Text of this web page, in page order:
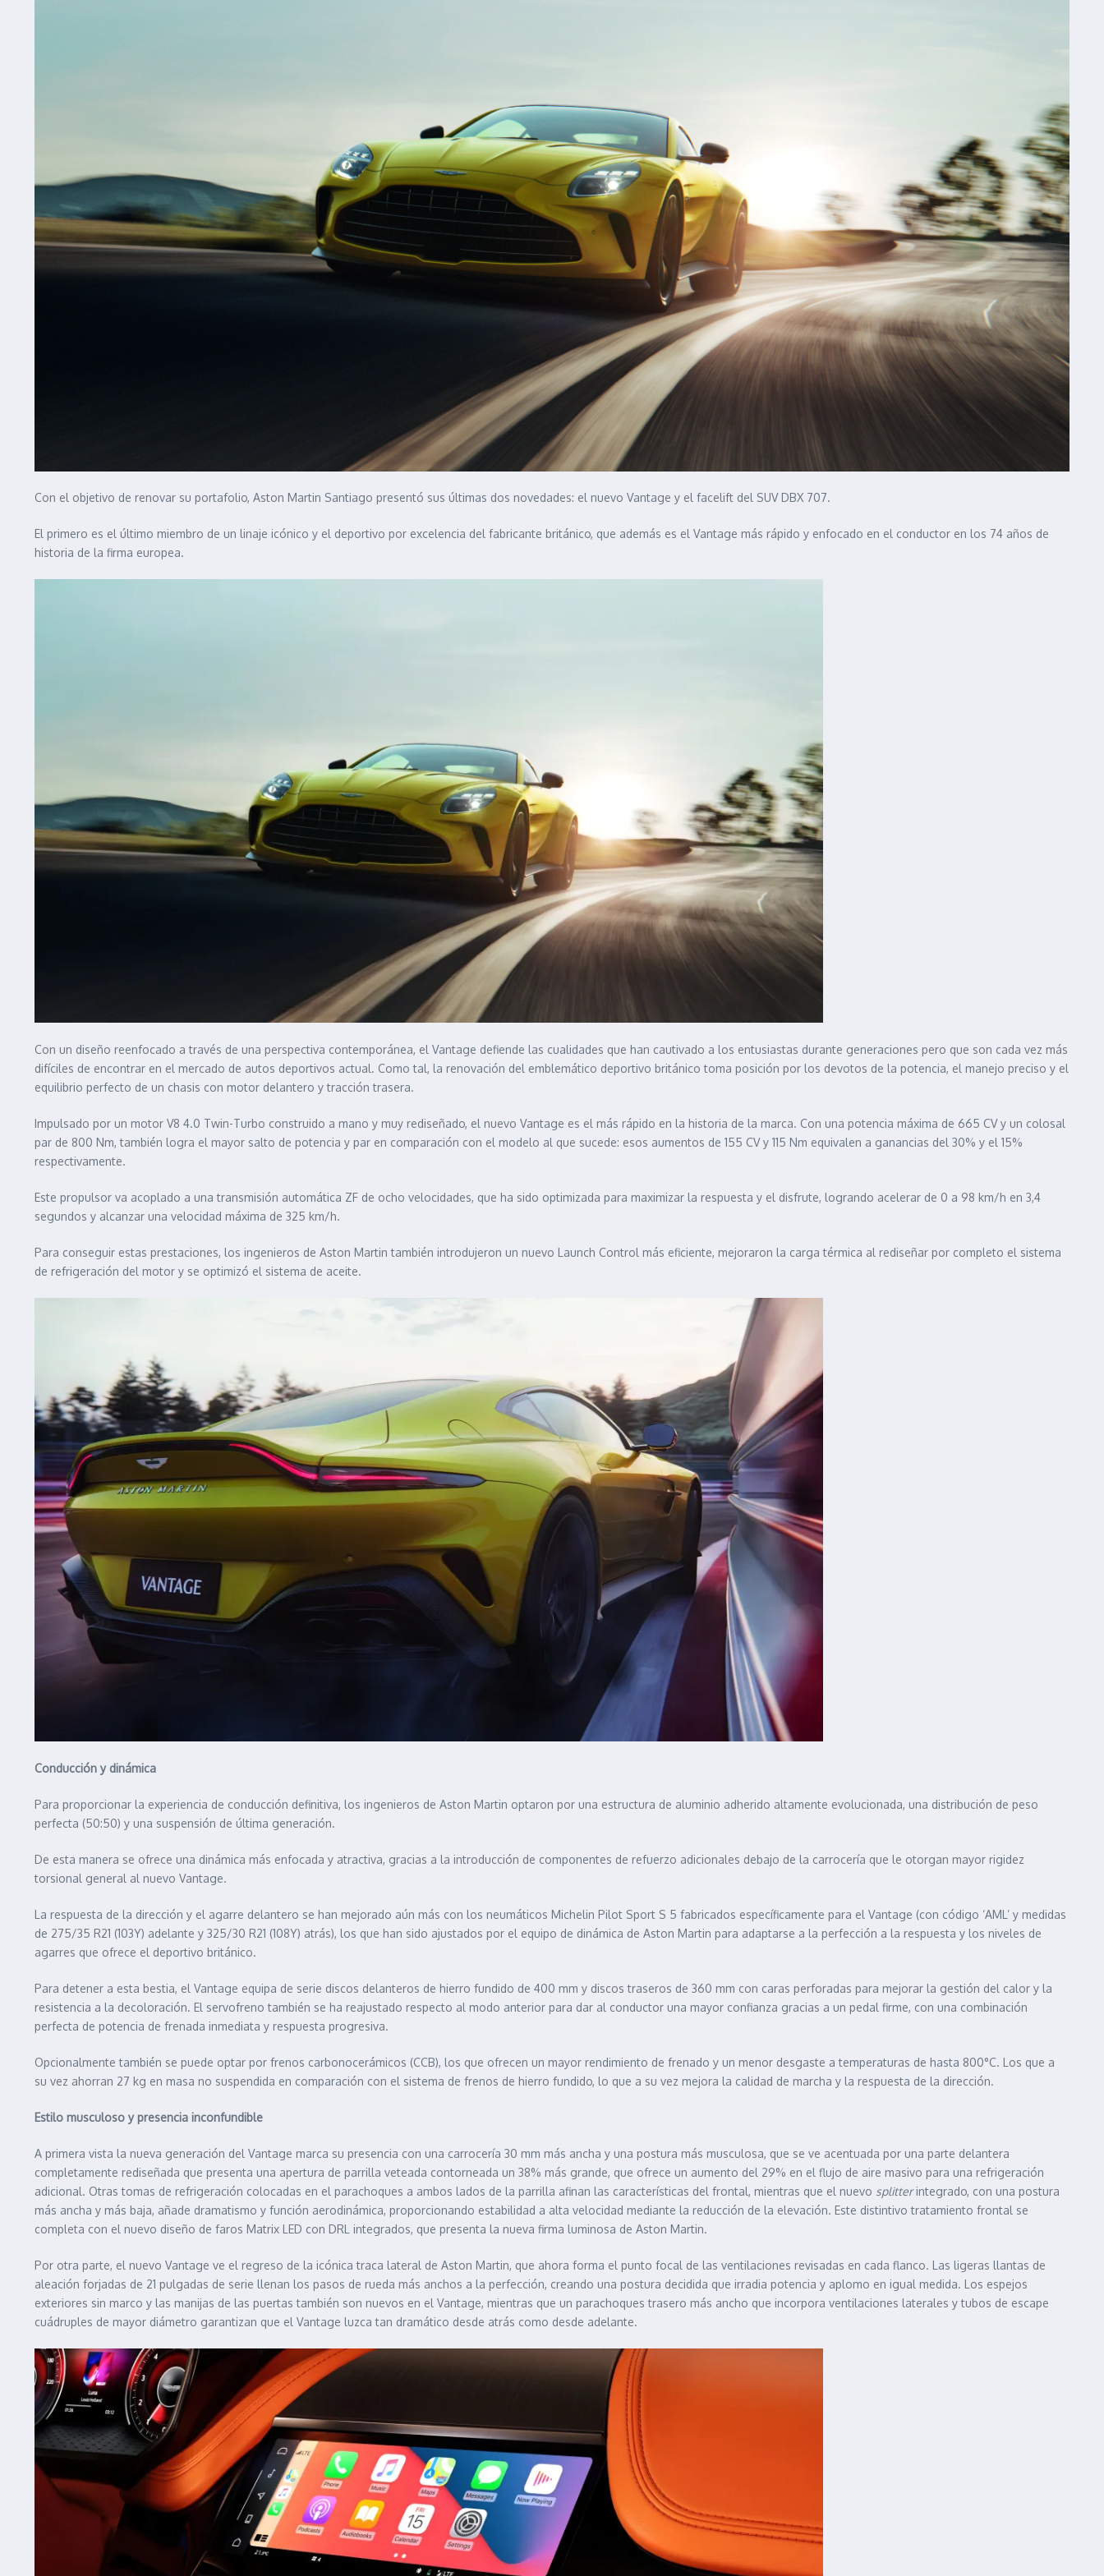
Con el objetivo de renovar su portafolio, Aston Martin Santiago presentó sus últimas dos novedades: el nuevo Vantage y el facelift del SUV DBX 707.
El primero es el último miembro de un linaje icónico y el deportivo por excelencia del fabricante británico, que además es el Vantage más rápido y enfocado en el conductor en los 74 años de
historia de la firma europea.
Con un diseño reenfocado a través de una perspectiva contemporánea, el Vantage defiende las cualidades que han cautivado a los entusiastas durante generaciones pero que son cada vez más
difíciles de encontrar en el mercado de autos deportivos actual. Como tal, la renovación del emblemático deportivo británico toma posición por los devotos de la potencia, el manejo preciso y el
equilibrio perfecto de un chasis con motor delantero y tracción trasera.
Impulsado por un motor V8 4.0 Twin-Turbo construido a mano y muy rediseñado, el nuevo Vantage es el más rápido en la historia de la marca. Con una potencia máxima de 665 CV y un colosal
par de 800 Nm, también logra el mayor salto de potencia y par en comparación con el modelo al que sucede: esos aumentos de 155 CV y 115 Nm equivalen a ganancias del 30% y el 15%
respectivamente.
Este propulsor va acoplado a una transmisión automática ZF de ocho velocidades, que ha sido optimizada para maximizar la respuesta y el disfrute, logrando acelerar de 0 a 98 km/h en 3,4
segundos y alcanzar una velocidad máxima de 325 km/h.
Para conseguir estas prestaciones, los ingenieros de Aston Martin también introdujeron un nuevo Launch Control más eficiente, mejoraron la carga térmica al rediseñar por completo el sistema
de refrigeración del motor y se optimizó el sistema de aceite.
Conducción y dinámica
Para proporcionar la experiencia de conducción definitiva, los ingenieros de Aston Martin optaron por una estructura de aluminio adherido altamente evolucionada, una distribución de peso
perfecta (50:50) y una suspensión de última generación.
De esta manera se ofrece una dinámica más enfocada y atractiva, gracias a la introducción de componentes de refuerzo adicionales debajo de la carrocería que le otorgan mayor rigidez
torsional general al nuevo Vantage.
La respuesta de la dirección y el agarre delantero se han mejorado aún más con los neumáticos Michelin Pilot Sport S 5 fabricados específicamente para el Vantage (con código ‘AML’ y medidas
de 275/35 R21 (103Y) adelante y 325/30 R21 (108Y) atrás), los que han sido ajustados por el equipo de dinámica de Aston Martin para adaptarse a la perfección a la respuesta y los niveles de
agarres que ofrece el deportivo británico.
Para detener a esta bestia, el Vantage equipa de serie discos delanteros de hierro fundido de 400 mm y discos traseros de 360 mm con caras perforadas para mejorar la gestión del calor y la
resistencia a la decoloración. El servofreno también se ha reajustado respecto al modo anterior para dar al conductor una mayor confianza gracias a un pedal firme, con una combinación
perfecta de potencia de frenada inmediata y respuesta progresiva.
Opcionalmente también se puede optar por frenos carbonocerámicos (CCB), los que ofrecen un mayor rendimiento de frenado y un menor desgaste a temperaturas de hasta 800°C. Los que a
su vez ahorran 27 kg en masa no suspendida en comparación con el sistema de frenos de hierro fundido, lo que a su vez mejora la calidad de marcha y la respuesta de la dirección.
Estilo musculoso y presencia inconfundible
A primera vista la nueva generación del Vantage marca su presencia con una carrocería 30 mm más ancha y una postura más musculosa, que se ve acentuada por una parte delantera
completamente rediseñada que presenta una apertura de parrilla veteada contorneada un 38% más grande, que ofrece un aumento del 29% en el flujo de aire masivo para una refrigeración
adicional. Otras tomas de refrigeración colocadas en el parachoques a ambos lados de la parrilla afinan las características del frontal, mientras que el nuevo splitterintegrado, con una postura
más ancha y más baja, añade dramatismo y función aerodinámica, proporcionando estabilidad a alta velocidad mediante la reducción de la elevación. Este distintivo tratamiento frontal se
completa con el nuevo diseño de faros Matrix LED con DRL integrados, que presenta la nueva firma luminosa de Aston Martin.
Por otra parte, el nuevo Vantage ve el regreso de la icónica traca lateral de Aston Martin, que ahora forma el punto focal de las ventilaciones revisadas en cada flanco. Las ligeras llantas de
aleación forjadas de 21 pulgadas de serie llenan los pasos de rueda más anchos a la perfección, creando una postura decidida que irradia potencia y aplomo en igual medida. Los espejos
exteriores sin marco y las manijas de las puertas también son nuevos en el Vantage, mientras que un parachoques trasero más ancho que incorpora ventilaciones laterales y tubos de escape
cuádruples de mayor diámetro garantizan que el Vantage luzca tan dramático desde atrás como desde adelante.